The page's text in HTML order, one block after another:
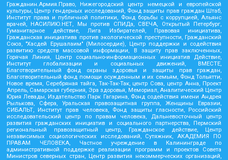
Гражданин.Армия.Право, Нижегородский центр немецкой и европейской
культуры, Центр гендерных исследований, Фонд защиты прав граждан Штаб,
Институт права и публичной политики, Фонд борьбы с коррупцией, Альянс
врачей, НАСИЛИЮ.НЕТ, Мы против СПИДа, СВЕЧА, Открытый Петербург,
Гуманитарное действие, Лига Избирателей, Правовая инициатива,
Гражданская инициатива против экологической преступности, Гражданский
Союз, "Хасдей Ерушалаим" (Милосердие), Центр поддержки и содействия
развитию средств массовой информации, В защиту прав заключенных,
Горячая Линия, Центр социально-информационных инициатив Действие,
Институт глобализации и социальных движений, ВМЕСТЕ,
Благотворительный фонд охраны здоровья и защиты прав граждан,
Благотворительный фонд помощи осужденным и их семьям, Фонд Тольятти,
Новое время, Серебряная тайга, Так-Так-Так, центр Сова, центр Анна, Проект
Апрель, Самарская губерния, Эра здоровья, Мемориал, Аналитический Центр
Юрия Левады, Издательство Парк Гагарина, Фонд содействия имени Андрея
Рылькова, Сфера, Уральская правозащитная группа, Женщины Евразии,
СИБАЛЬТ, Институт прав человека, Фонд защиты гласности, Российский
исследовательский центр по правам человека, Дальневосточный центр
развития гражданских инициатив и социального партнерства, Пермский
региональный правозащитный центр, Гражданское действие, Центр
независимых социологических исследований, Сутяжник, АКАДЕМИЯ ПО
ПРАВАМ ЧЕЛОВЕКА, Частное учреждение в Калининграде по
административной поддержке реализации программ и проектов Совета
Министров северных стран, Центр развития некоммерческих организаций,